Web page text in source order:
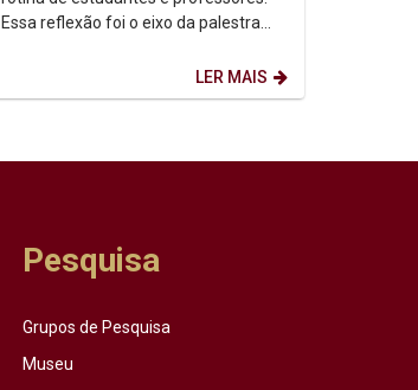
Essa reflexão foi o eixo da palestra
LER MAIS
Pesquisa
Grupos de Pesquisa
Museu